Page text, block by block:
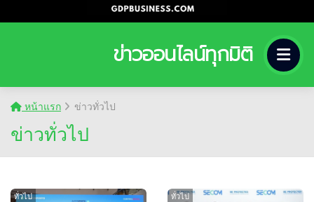
ข่าวออนไลน์ทุกมิติ
หน้าแรก ข่าวทั่วไป
ข่าวทั่วไป
ทั่วไป ทั่วไป